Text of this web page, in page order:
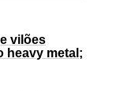
vilões
heavy metal;